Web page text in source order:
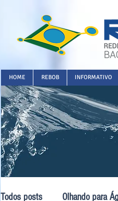
HOME REBOB INFORMATIVO
Todos posts Olhando para